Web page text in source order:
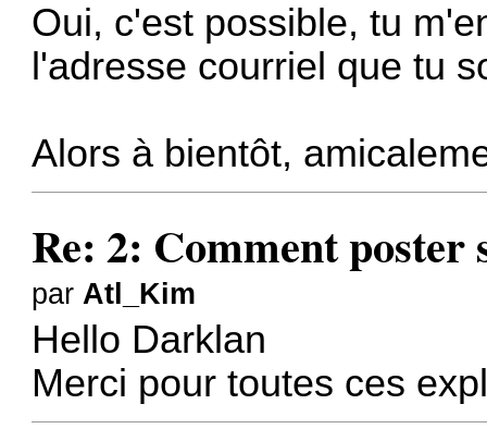
Oui, c'est possible, tu
l'adresse courriel que tu
Alors à bientôt,
Re: 2: Comment poster
par Atl_Kim
Hello Darklan
Merci pour toutes ces